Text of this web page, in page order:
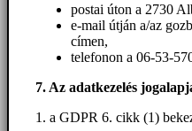
postai úton a 2730
e-mail útján a/az
címen,
telefonon a 06-53-
7. Az adatkezelés
1. a GDPR 6. cikk (1)